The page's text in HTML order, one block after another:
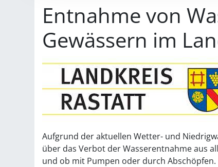
Entnahme von
Gewässern im
Aufgrund der aktuellen Wetter- und
über das Verbot der Wasserentnahme aus
und ob mit Pumpen oder durch Abschöpfen.